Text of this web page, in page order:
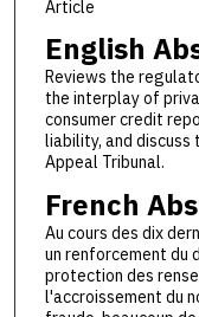
Article
English
Reviews the
the interplay of
consumer credit
liability, and
Appeal Tribunal.
French
Au cours des dix
un renforcement du
protection des
l'accroissement du